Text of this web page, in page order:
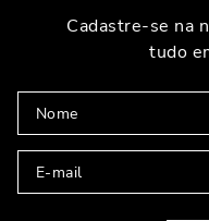
Cadastre-se na
tudo